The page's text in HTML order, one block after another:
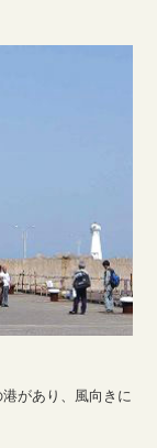
があり、風向きに